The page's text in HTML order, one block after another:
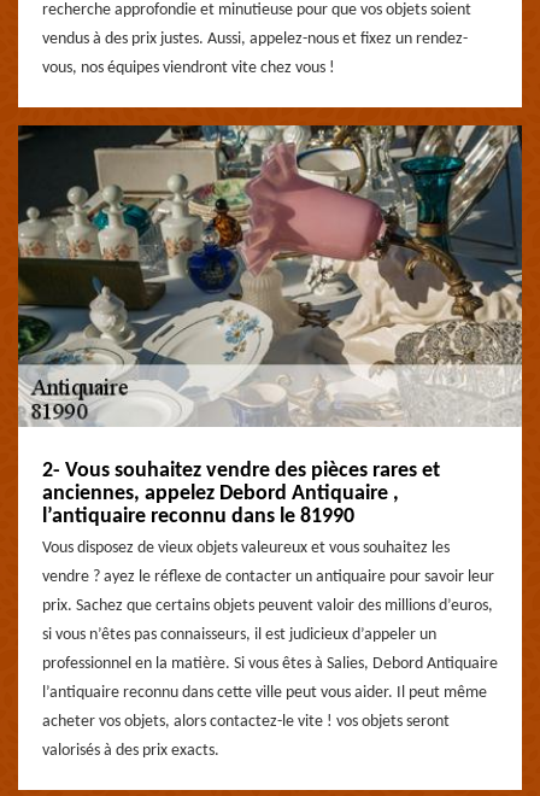
recherche approfondie et minutieuse pour que vos objets soient
vendus à des prix justes. Aussi, appelez-nous et fixez un rendez-
vous, nos équipes viendront vite chez vous !
2- Vous souhaitez vendre des pièces rares et
anciennes, appelez Debord Antiquaire ,
l’antiquaire reconnu dans le 81990
Vous disposez de vieux objets valeureux et vous souhaitez les
vendre ? ayez le réflexe de contacter un antiquaire pour savoir leur
prix. Sachez que certains objets peuvent valoir des millions d’euros,
si vous n’êtes pas connaisseurs, il est judicieux d’appeler un
professionnel en la matière. Si vous êtes à Salies, Debord Antiquaire
l’antiquaire reconnu dans cette ville peut vous aider. Il peut même
acheter vos objets, alors contactez-le vite ! vos objets seront
valorisés à des prix exacts.